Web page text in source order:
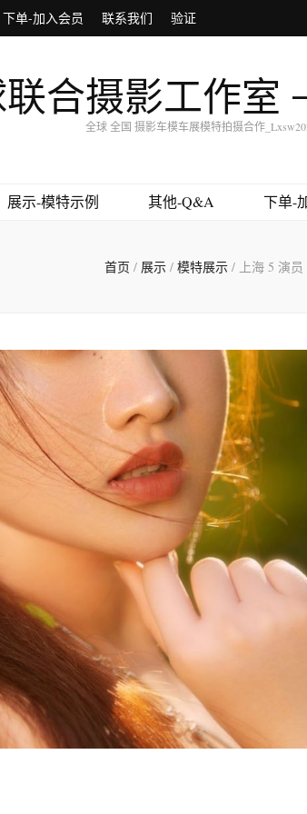
下单-加入会员 联系我们 验证
合摄影工作室
全球 全国 摄影车模车展模特拍摄合作
展示-模特示例 其他-Q&A 下单-
首页 / 展示 / 模特展示 / 上海 5 演员